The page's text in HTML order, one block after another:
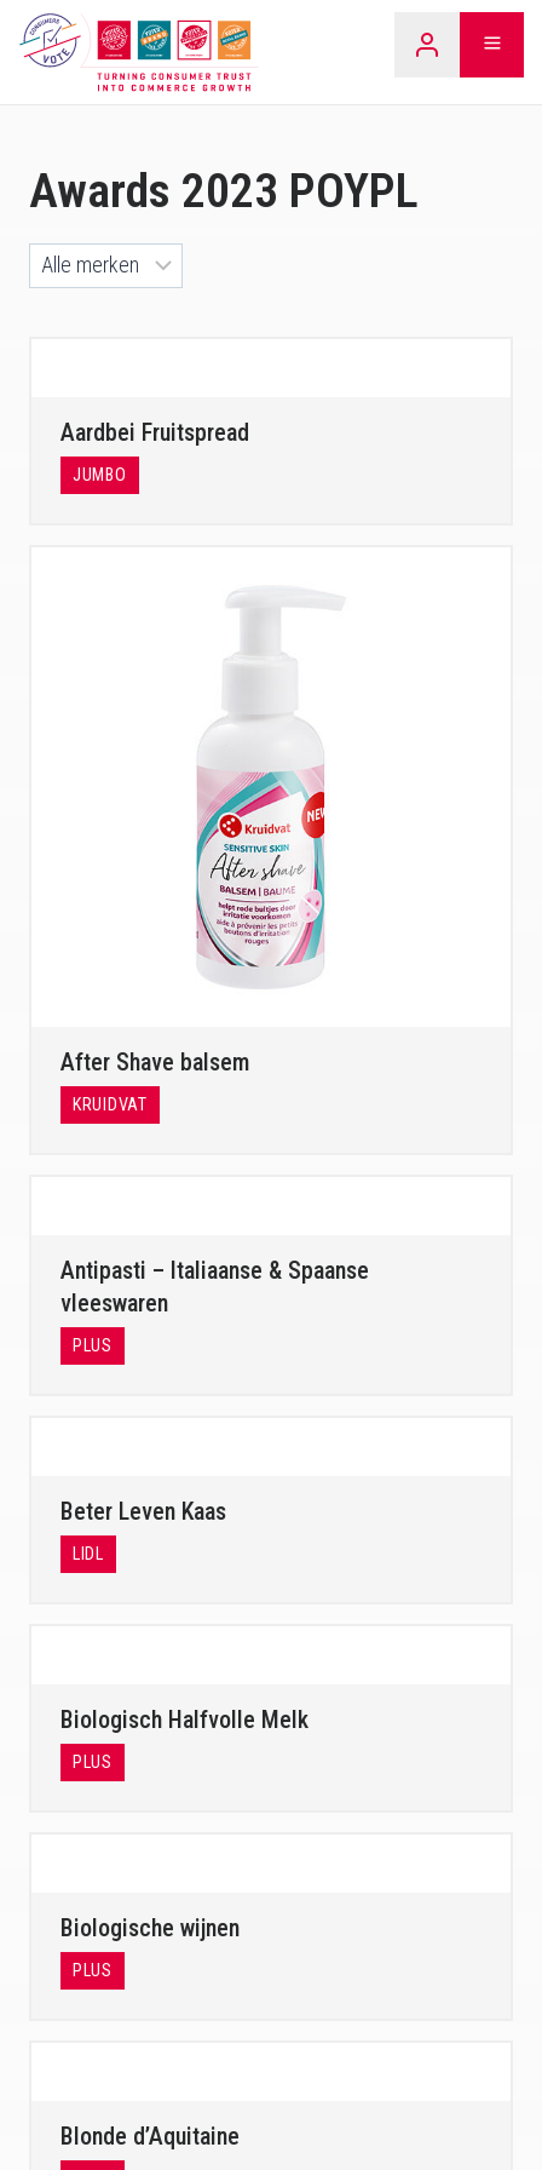
Overslaan
naar
LEARN
Awards 2023 POYPL
Aardbei Fruitspread
JUMBO
After Shave balsem
KRUIDVAT
Antipasti – Italiaanse & Spaanse
vleeswaren
PLUS
Beter Leven Kaas
LIDL
Biologisch Halfvolle Melk
PLUS
Biologische wijnen
PLUS
Blonde d’Aquitaine